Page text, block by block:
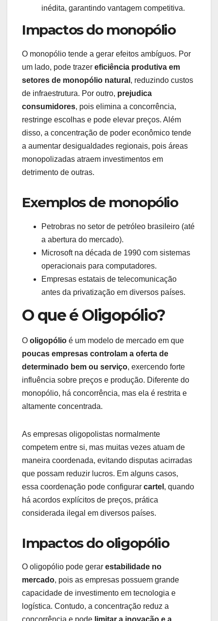
inédita, garantindo vantagem competitiva.
Impactos do monopólio
O monopólio tende a gerar efeitos ambíguos. Por
um lado, pode trazer eficiência produtiva em
setores de monopólio natural , reduzindo custos
de infraestrutura. Por outro, prejudica
consumidores, pois elimina a concorrência,
restringe escolhas e pode elevar preços. Além
disso, a concentração de poder econômico tende
a aumentar desigualdades regionais, pois áreas
monopolizadas atraem investimentos em
detrimento de outras.
Exemplos de monopólio
Petrobras no setor de petróleo brasileiro (até
a abertura do mercado).
Microsoft na década de 1990 com sistemas
operacionais para computadores.
Empresas estatais de telecomunicação
antes da privatização em diversos países.
O que é Oligopólio?
O oligopólio é um modelo de mercado em que
poucas empresas controlam a oferta de
determinado bem ou serviço, exercendo forte
influência sobre preços e produção. Diferente do
monopólio, há concorrência, mas ela é restrita e
altamente concentrada.
As empresas oligopolistas normalmente
competem entre si, mas muitas vezes atuam de
maneira coordenada, evitando disputas acirradas
que possam reduzir lucros. Em alguns casos,
essa coordenação pode configurar cartel , quando
há acordos explícitos de preços, prática
considerada ilegal em diversos países.
Impactos do oligopólio
O oligopólio pode gerar estabilidade no
mercado, pois as empresas possuem grande
capacidade de investimento em tecnologia e
logística. Contudo, a concentração reduz a